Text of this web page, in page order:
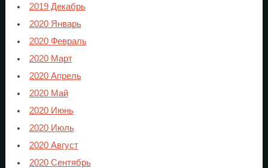
2019 Декабрь
2020 Январь
2020 Февраль
2020 Март
2020 Апрель
2020 Май
2020 Июнь
2020 Июль
2020 Август
2020 Сентябрь